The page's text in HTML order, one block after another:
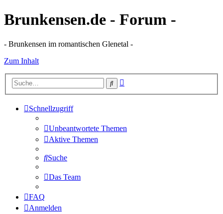
Brunkensen.de - Forum -
- Brunkensen im romantischen Glenetal -
Zum Inhalt
Suche
Schnellzugriff
Unbeantwortete Themen
Aktive Themen
Suche
Das Team
FAQ
Anmelden